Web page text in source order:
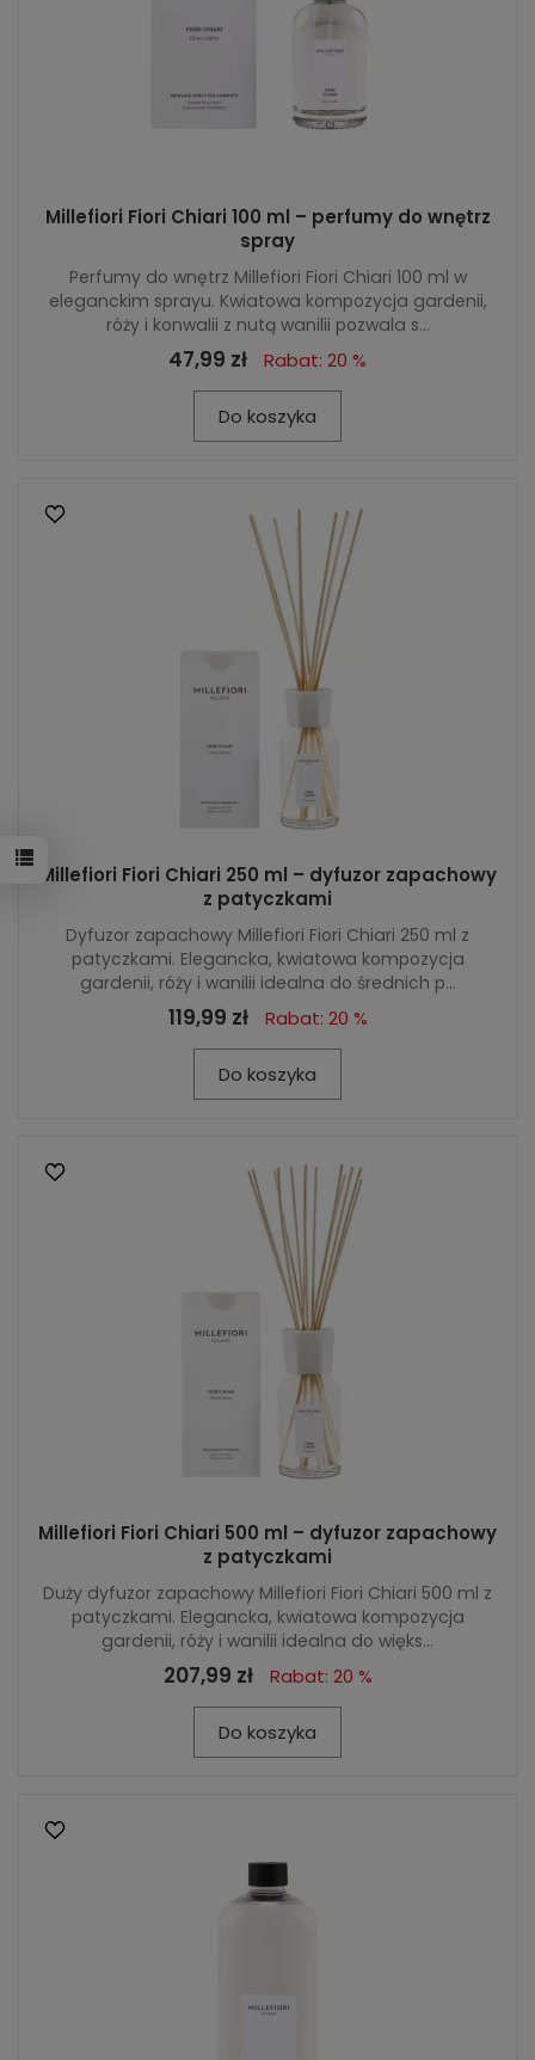
Millefiori Fiori Chiari 100 ml – perfumy do wnętrz
spray
Perfumy do wnętrz Millefiori Fiori Chiari 100 ml w
eleganckim sprayu. Kwiatowa kompozycja gardenii,
róży i konwalii z nutą wanilii pozwala s...
47,99 zł Rabat: 20 %
Do koszyka
Millefiori Fiori Chiari 250 ml – dyfuzor zapachowy
z patyczkami
Dyfuzor zapachowy Millefiori Fiori Chiari 250 ml z
patyczkami. Elegancka, kwiatowa kompozycja
gardenii, róży i wanilii idealna do średnich p...
119,99 zł Rabat: 20 %
Do koszyka
Millefiori Fiori Chiari 500 ml – dyfuzor zapachowy
z patyczkami
Duży dyfuzor zapachowy Millefiori Fiori Chiari 500 ml z
patyczkami. Elegancka, kwiatowa kompozycja
gardenii, róży i wanilii idealna do więks...
207,99 zł Rabat: 20 %
Do koszyka